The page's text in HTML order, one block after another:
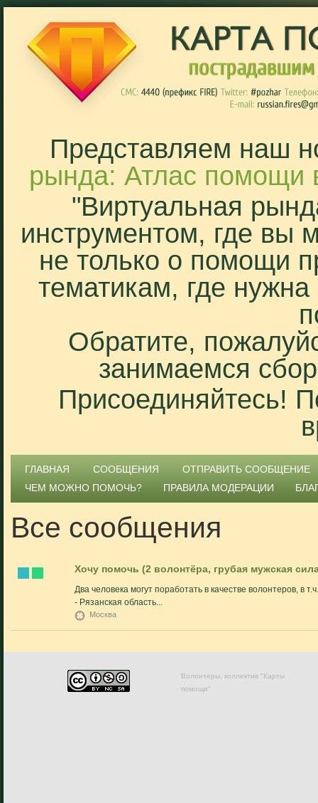
Представляем наш
рында: Атлас помощи
"Виртуальная
инструментом, где вы
не только о помощи
тематикам, где
Обратите,
занимаемся
Присоединяйтесь!
ГЛАВНАЯ СООБЩЕНИЯ
ОТПРАВИТЬ СООБЩЕНИЕ
ЧЕМ МОЖНО ПОМОЧЬ?
ПРАВИЛА МОДЕРАЦИИ
Все сообщения
Хочу помочь (2 волонтёра, грубая мужская
Два человека могут поработать в качестве волонтеров, в
- Рязанская область...
Москва
Волонтеры, коллектив "Карты
помощи"